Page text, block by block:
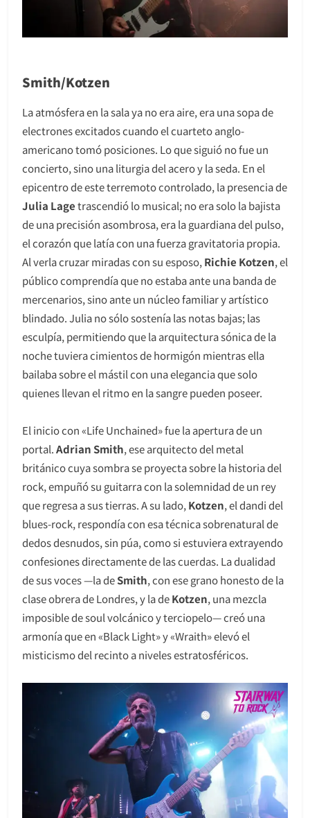
Smith/Kotzen
La atmósfera en la sala ya no era aire, era una sopa de
electrones excitados cuando el cuarteto anglo-
americano tomó posiciones. Lo que siguió no fue un
concierto, sino una liturgia del acero y la seda. En el
epicentro de este terremoto controlado, la presencia de
Julia Lagetrascendió lo musical; no era solo la bajista
de una precisión asombrosa, era la guardiana del pulso,
el corazón que latía con una fuerza gravitatoria propia.
Al verla cruzar miradas con su esposo,Richie Kotzen, el
público comprendía que no estaba ante una banda de
mercenarios, sino ante un núcleo familiar y artístico
blindado. Julia no sólo sostenía las notas bajas; las
esculpía, permitiendo que la arquitectura sónica de la
noche tuviera cimientos de hormigón mientras ella
bailaba sobre el mástil con una elegancia que solo
quienes llevan el ritmo en la sangre pueden poseer.
El inicio con «Life Unchained» fue la apertura de un
portal.Adrian Smith, ese arquitecto del metal
británico cuya sombra se proyecta sobre la historia del
rock, empuñó su guitarra con la solemnidad de un rey
que regresa a sus tierras. A su lado,Kotzen, el dandi del
blues-rock, respondía con esa técnica sobrenatural de
dedos desnudos, sin púa, como si estuviera extrayendo
confesiones directamente de las cuerdas. La dualidad
de sus voces —la deSmith, con ese grano honesto de la
clase obrera de Londres, y la deKotzen, una mezcla
imposible de soul volcánico y terciopelo— creó una
armonía que en «Black Light» y «Wraith» elevó el
misticismo del recinto a niveles estratosféricos.